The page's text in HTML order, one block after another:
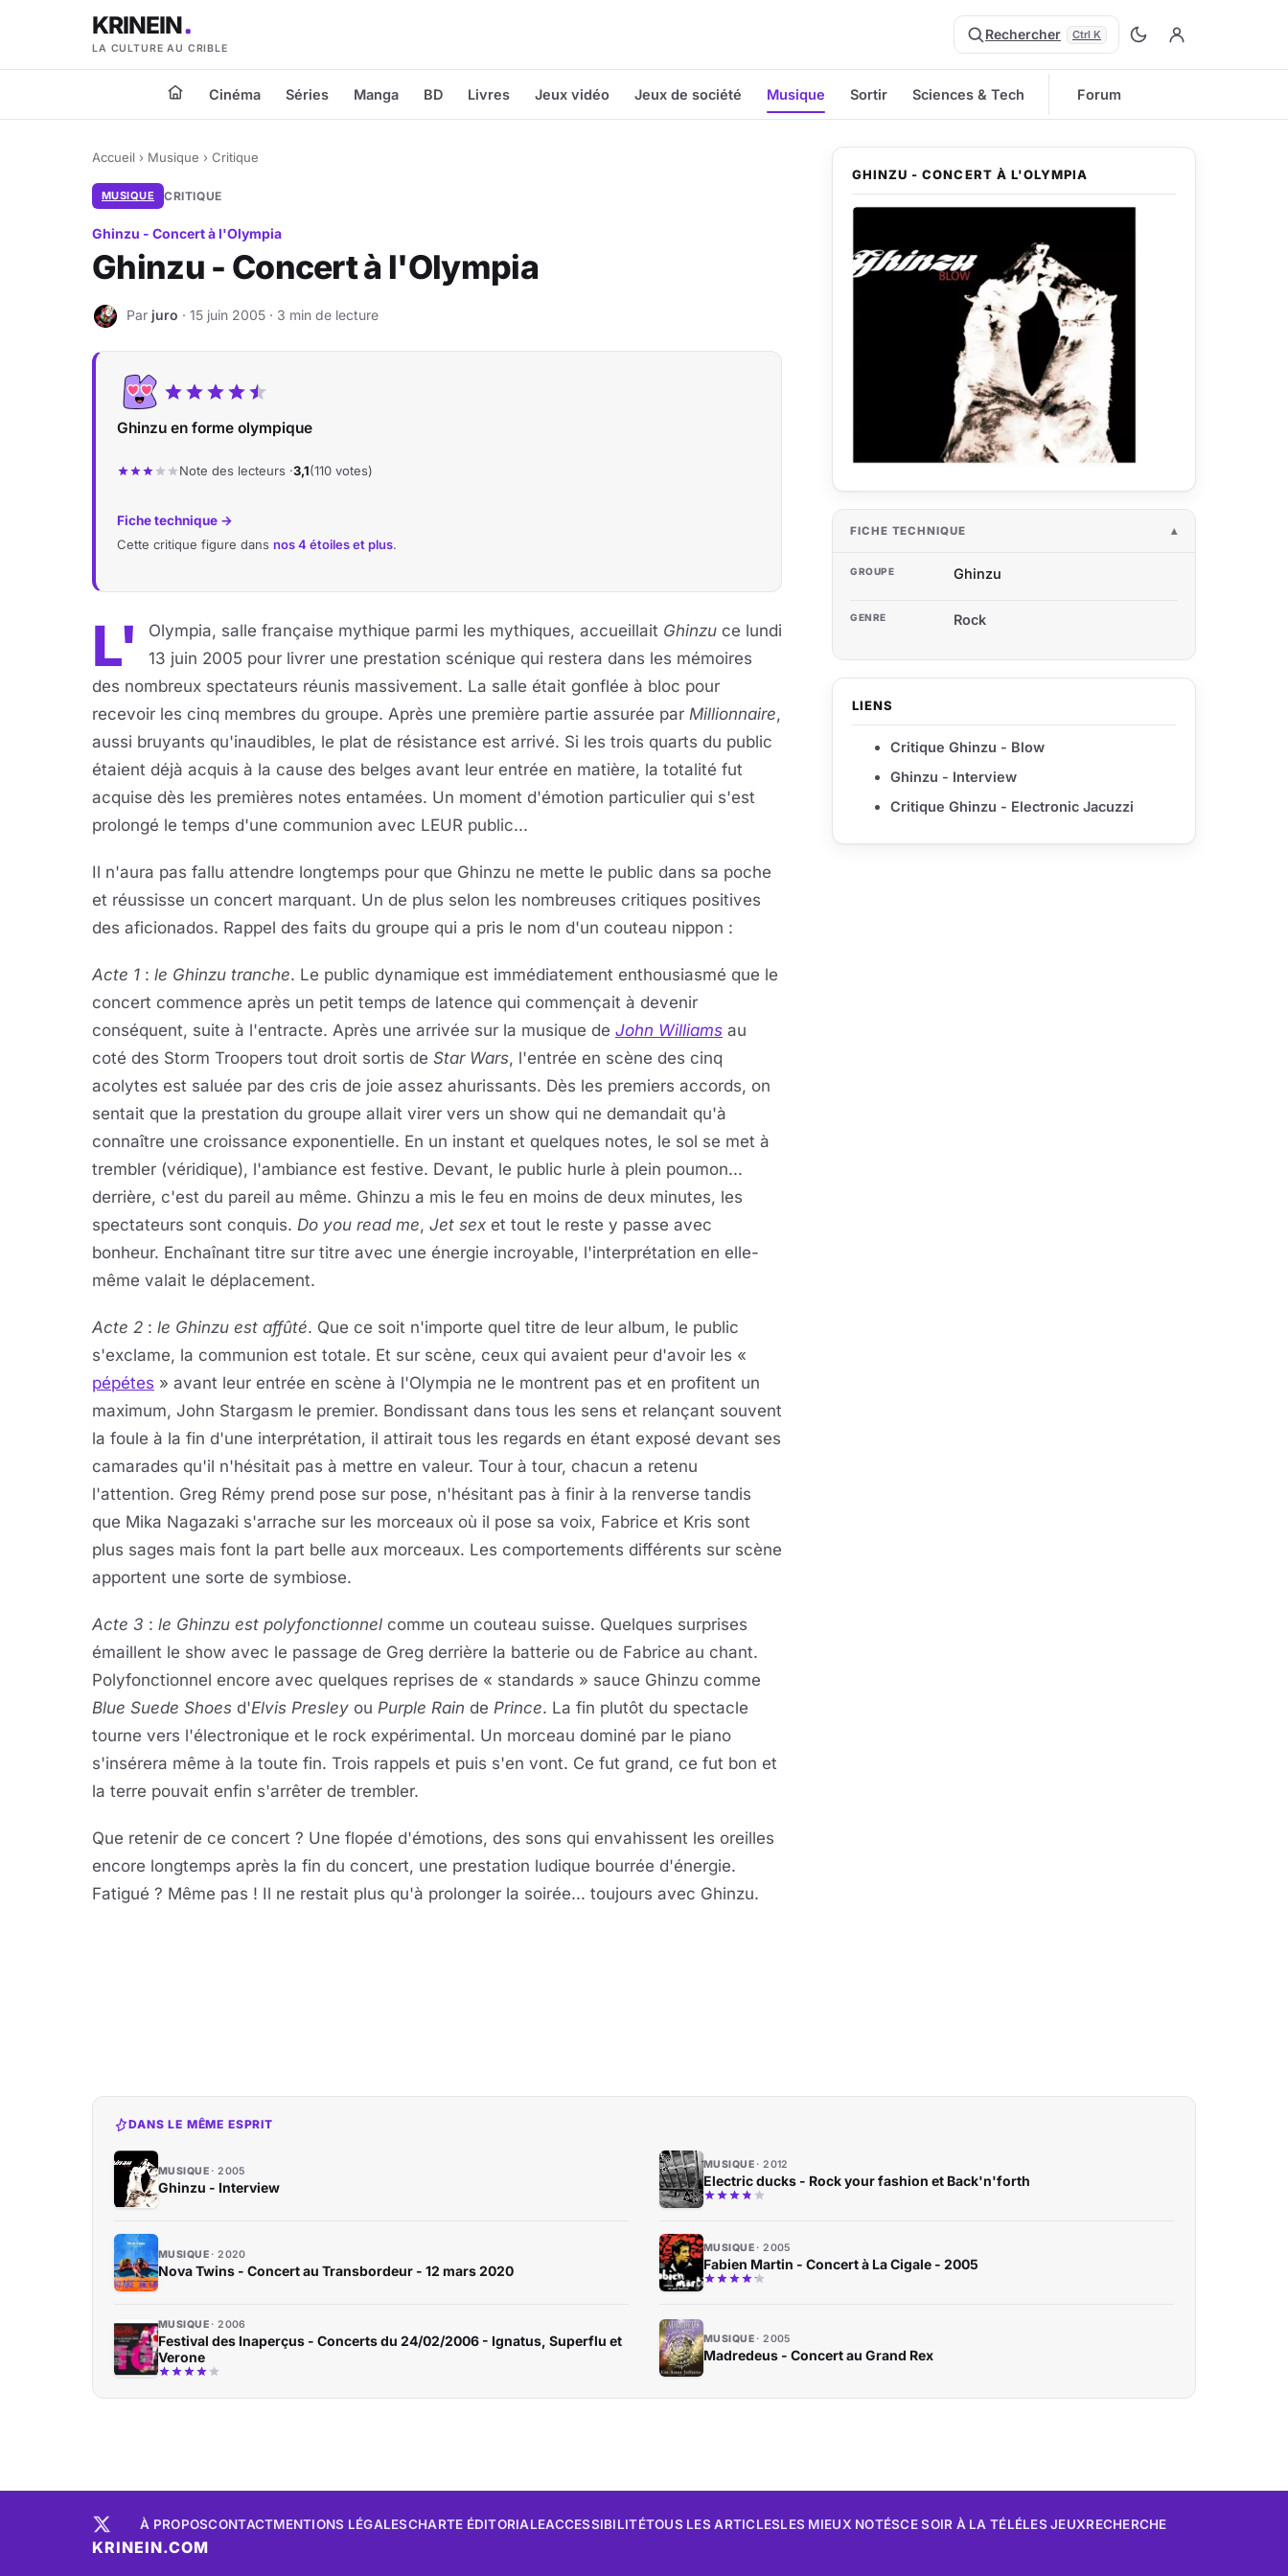
KRINEIN
LA CULTURE AU CRIBLE
Rechercher Ctrl K
Cinéma Séries Manga BD Livres Jeux vidéo Jeux de société Musique Sortir Sciences & Tech Forum
Accueil › Musique › Critique
MUSIQUE CRITIQUE
Ghinzu - Concert à l'Olympia
Ghinzu - Concert à l'Olympia
J Par juro · 15 juin 2005 · 3 min de lecture
Ghinzu en forme olympique
Note des lecteurs ·3,1(110 votes)
Fiche technique →
Cette critique figure dans nos 4 étoiles et plus.
L' Olympia, salle française mythique parmi les mythiques, accueillait Ghinzu ce lundi
13 juin 2005 pour livrer une prestation scénique qui restera dans les mémoires
des nombreux spectateurs réunis massivement. La salle était gonflée à bloc pour
recevoir les cinq membres du groupe. Après une première partie assurée par Millionnaire,
aussi bruyants qu'inaudibles, le plat de résistance est arrivé. Si les trois quarts du public
étaient déjà acquis à la cause des belges avant leur entrée en matière, la totalité fut
acquise dès les premières notes entamées. Un moment d'émotion particulier qui s'est
prolongé le temps d'une communion avec LEUR public...
Il n'aura pas fallu attendre longtemps pour que Ghinzu ne mette le public dans sa poche
et réussisse un concert marquant. Un de plus selon les nombreuses critiques positives
des aficionados. Rappel des faits du groupe qui a pris le nom d'un couteau nippon :
Acte 1 : le Ghinzu tranche. Le public dynamique est immédiatement enthousiasmé que le
concert commence après un petit temps de latence qui commençait à devenir
conséquent, suite à l'entracte. Après une arrivée sur la musique de John Williams au
coté des Storm Troopers tout droit sortis de Star Wars, l'entrée en scène des cinq
acolytes est saluée par des cris de joie assez ahurissants. Dès les premiers accords, on
sentait que la prestation du groupe allait virer vers un show qui ne demandait qu'à
connaître une croissance exponentielle. En un instant et quelques notes, le sol se met à
trembler (véridique), l'ambiance est festive. Devant, le public hurle à plein poumon...
derrière, c'est du pareil au même. Ghinzu a mis le feu en moins de deux minutes, les
spectateurs sont conquis. Do you read me, Jet sex et tout le reste y passe avec
bonheur. Enchaînant titre sur titre avec une énergie incroyable, l'interprétation en elle-
même valait le déplacement.
Acte 2 : le Ghinzu est affûté. Que ce soit n'importe quel titre de leur album, le public
s'exclame, la communion est totale. Et sur scène, ceux qui avaient peur d'avoir les «
pépétes » avant leur entrée en scène à l'Olympia ne le montrent pas et en profitent un
maximum, John Stargasm le premier. Bondissant dans tous les sens et relançant souvent
la foule à la fin d'une interprétation, il attirait tous les regards en étant exposé devant ses
camarades qu'il n'hésitait pas à mettre en valeur. Tour à tour, chacun a retenu
l'attention. Greg Rémy prend pose sur pose, n'hésitant pas à finir à la renverse tandis
que Mika Nagazaki s'arrache sur les morceaux où il pose sa voix, Fabrice et Kris sont
plus sages mais font la part belle aux morceaux. Les comportements différents sur scène
apportent une sorte de symbiose.
Acte 3 : le Ghinzu est polyfonctionnel comme un couteau suisse. Quelques surprises
émaillent le show avec le passage de Greg derrière la batterie ou de Fabrice au chant.
Polyfonctionnel encore avec quelques reprises de « standards » sauce Ghinzu comme
Blue Suede Shoes d'Elvis Presley ou Purple Rain de Prince. La fin plutôt du spectacle
tourne vers l'électronique et le rock expérimental. Un morceau dominé par le piano
s'insérera même à la toute fin. Trois rappels et puis s'en vont. Ce fut grand, ce fut bon et
la terre pouvait enfin s'arrêter de trembler.
Que retenir de ce concert ? Une flopée d'émotions, des sons qui envahissent les oreilles
encore longtemps après la fin du concert, une prestation ludique bourrée d'énergie.
Fatigué ? Même pas ! Il ne restait plus qu'à prolonger la soirée... toujours avec Ghinzu.
GHINZU - CONCERT À L'OLYMPIA
FICHE TECHNIQUE
GROUPE Ghinzu
GENRE Rock
LIENS
Critique Ghinzu - Blow
Ghinzu - Interview
Critique Ghinzu - Electronic Jacuzzi
DANS LE MÊME ESPRIT
MUSIQUE 2005
Ghinzu - Interview
MUSIQUE 2012
Electric ducks - Rock your fashion et Back'n'forth
MUSIQUE 2020
Nova Twins - Concert au Transbordeur - 12 mars 2020
MUSIQUE 2005
Fabien Martin - Concert à La Cigale - 2005
MUSIQUE 2006
Festival des Inaperçus - Concerts du 24/02/2006 - Ignatus, Superflu et
Verone
MUSIQUE 2005
Madredeus - Concert au Grand Rex
À PROPOSCONTACTMENTIONS LÉGALESCHARTE ÉDITORIALEACCESSIBILITÉTOUS LES ARTICLESLES MIEUX NOTÉSCE SOIR À LA TÉLÉLES JEUXRECHERCHE
KRINEIN.COM